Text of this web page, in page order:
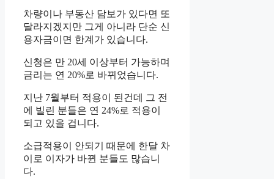
차량이나 부동산 담보가 있다면 또
달라지겠지만 그게 아니라 단순 신
용자금이면 한계가 있습니다.
신청은 만 20세 이상부터 가능하며
금리는 연 20%로 바뀌었습니다.
지난 7월부터 적용이 된건데 그 전
에 빌린 분들은 연 24%로 적용이
되고 있을 겁니다.
소급적용이 안되기 때문에 한달 차
이로 이자가 바뀐 분들도 많습니
다.